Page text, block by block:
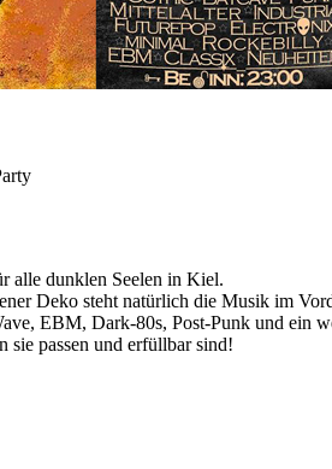
alle dunklen Seelen in Kiel.
Deko steht natürlich die Musik im
EBM, Dark-80s, Post-Punk und ein
passen und erfüllbar sind!